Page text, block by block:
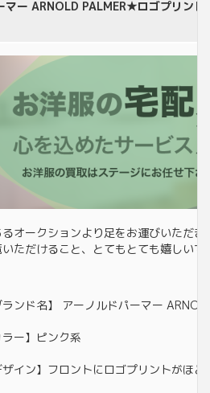
マー ARNOLD PALMER★ロゴプリン
るオークションより足をお運びいただ
いただけること、とてもとても嬉しいで
ランド名】 アーノルドパーマー
ラー】ピンク系
ザイン】フロントにロゴプリントがほ